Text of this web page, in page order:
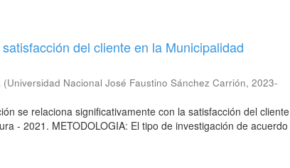
del cliente en la Municipalidad
(Universidad Nacional José Faustino Sánchez Carrión,2023-
se relaciona significativamente con la satisfacción del cliente
- 2021. METODOLOGIA: El tipo de investigación de acuerdo